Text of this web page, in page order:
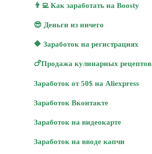
👨‍💻 Как заработать на Boosty
😎 Деньги из ничего
🔶 Заработок на регистрациях
🍗Продажа кулинарных рецептов
Заработок от 50$ на Aliexpress
Заработок Вконтакте
Заработок на видеокарте
Заработок на вводе капчи